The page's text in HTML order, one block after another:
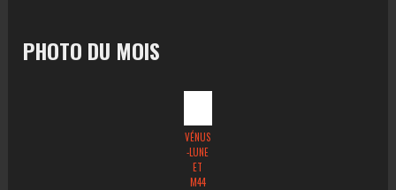
PHOTO DU MOIS
VÉNUS
-LUNE
ET
M44